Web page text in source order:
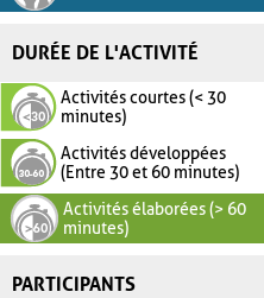
DURÉE DE L'ACTIVITÉ
Activités courtes (< 30
minutes)
Activités développées
(Entre 30 et 60 minutes)
Activités élaborées (> 60
minutes)
PARTICIPANTS